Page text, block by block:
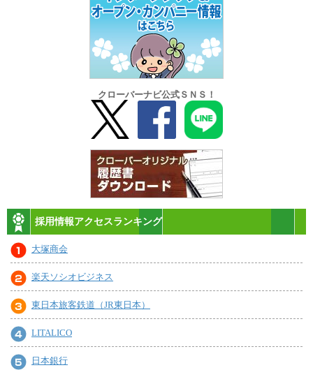
クローバーナビ公式ＳＮＳ！
採用情報アクセスランキング
大塚商会
楽天ソシオビジネス
東日本旅客鉄道（JR東日本）
LITALICO
日本銀行